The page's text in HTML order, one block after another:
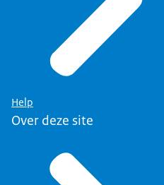
Help
Over deze site